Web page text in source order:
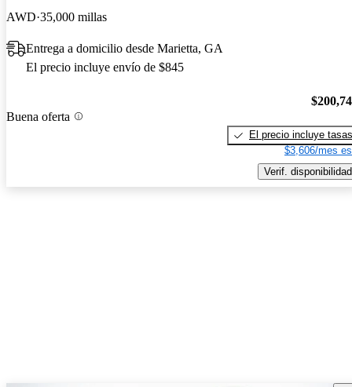
AWD 35,000 millas
Entrega a domicilio desde Marietta, GA
El precio incluye envío de $845
Buena oferta
El precio incluye tasas
$3,606/mes
Verif. disponibilidad